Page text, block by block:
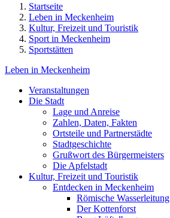
Startseite
Leben in Meckenheim
Kultur, Freizeit und Touristik
Sport in Meckenheim
Sportstätten
Leben in Meckenheim
Veranstaltungen
Die Stadt
Lage und Anreise
Zahlen, Daten, Fakten
Ortsteile und Partnerstädte
Stadtgeschichte
Grußwort des Bürgermeisters
Die Apfelstadt
Kultur, Freizeit und Touristik
Entdecken in Meckenheim
Römische Wasserleitung
Der Kottenforst